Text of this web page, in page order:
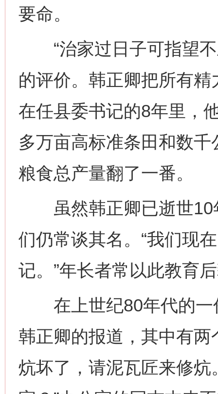
要命。
“治家过日子可指望不
的评价。韩正卿把所有精
在任县委书记的8年里，
多万亩高标准条田和数
粮食总产量翻了一番。
虽然韩正卿已逝世10
们仍常谈其名。“我们现
记。”年长者常以此教育
在上世纪80年代的一
韩正卿的报道，其中有
炕坏了，请泥瓦匠来修炕